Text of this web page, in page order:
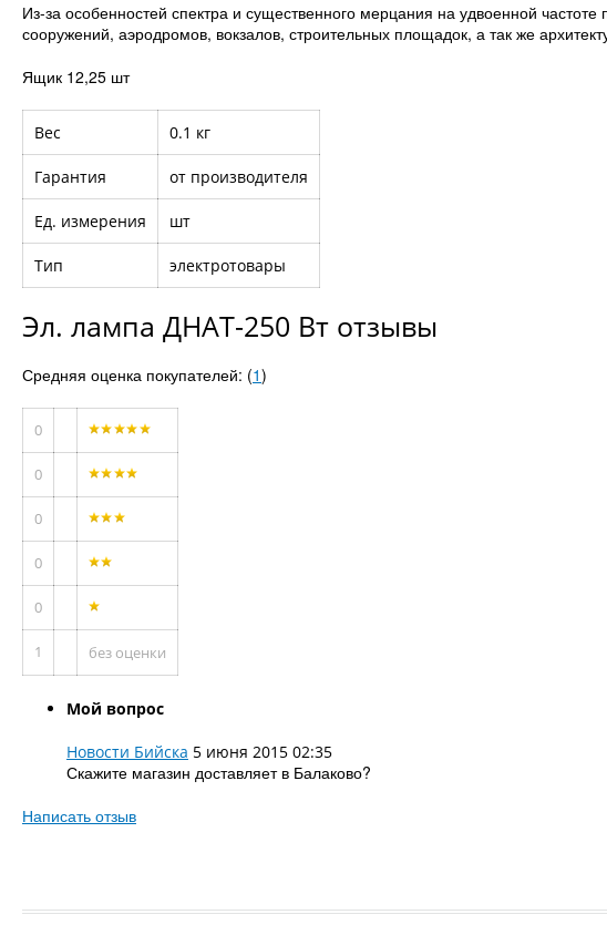
Из-за особенностей спектра и существенного мерцания на удвоенной
сооружений, аэродромов, вокзалов, строительных площадок, а так же
Ящик 12,25 шт
Вес 0.1 кг
Гарантия от производителя
Ед. измерения шт
Тип электротовары
Эл. лампа ДНАТ-250 Вт отзывы
Средняя оценка покупателей: (1)
0
0
0
0
0
1 без оценки
Мой вопрос
Новости Бийска 5 июня 2015 02:35
Скажите магазин доставляет в Балаково?
Написать отзыв